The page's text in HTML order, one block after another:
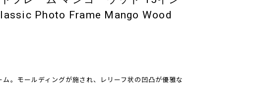
Photo Frame Mango Wood
。モールディングが施され、レリーフ状の凹凸が優雅な